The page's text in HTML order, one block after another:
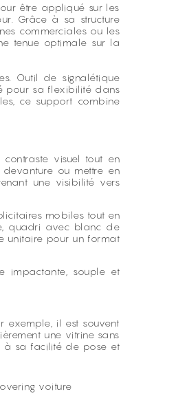
être appliqué sur les
Grâce à sa structure
commerciales ou les
tenue optimale sur la
Outil de signalétique
pour sa flexibilité dans
ce support combine
visuel tout en
ou mettre en
une visibilité vers
mobiles tout en
quadri avec blanc de
unitaire pour un format
impactante, souple et
exemple, il est souvent
une vitrine sans
à sa facilité de pose et
voiture